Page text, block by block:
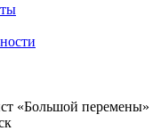
«Большой перемены»